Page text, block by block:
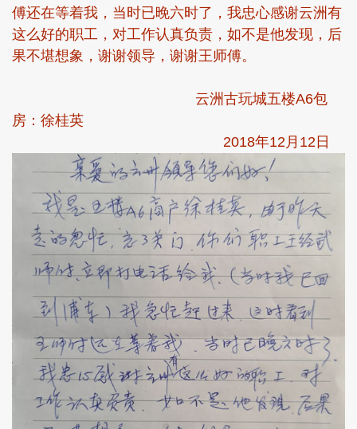
投
诉
与
建
关
我
们
傅还在等着我，当时已晚六时了，我忠心感谢云洲有
这么好的职工，对工作认真负责，如不是他发现，后
果不堪想象，谢谢领导，谢谢王师傅。
云洲古玩城五楼A6包
房：徐桂英
2018年12月12日